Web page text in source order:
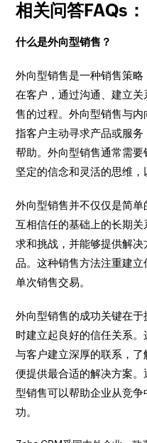
相关问答FAQs：
什么是外向型销售？
外向型销售是一种销售策
在客户，通过沟通、建立
售的过程。外向型销售与
指客户主动寻求产品或服
帮助。外向型销售通常需要
坚定的信念和灵活的思维，
外向型销售并不仅仅是简
互相信任的基础上的长期
求和挑战，并能够提供解
品。这种销售方法注重建
单次销售交易。
外向型销售的成功关键在
时建立起良好的信任关系
与客户建立深厚的联系，
便提供最合适的解决方案
型销售可以帮助企业从竞
功。